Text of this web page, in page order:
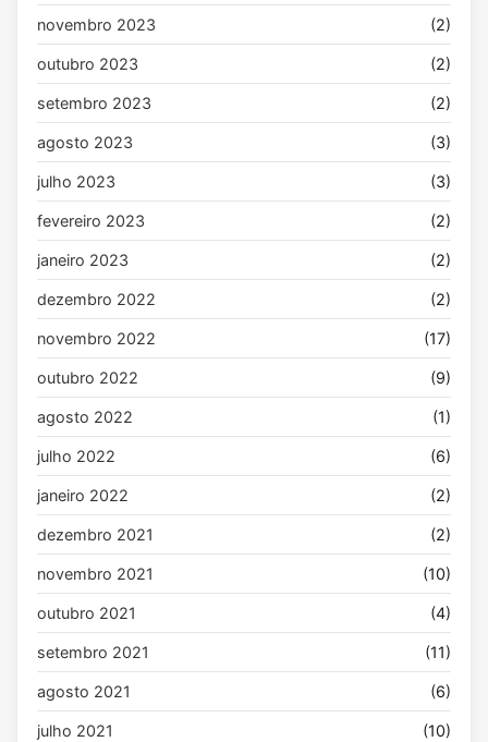
novembro 2023 (2)
outubro 2023 (2)
setembro 2023 (2)
agosto 2023 (3)
julho 2023 (3)
fevereiro 2023 (2)
janeiro 2023 (2)
dezembro 2022 (2)
novembro 2022 (17)
outubro 2022 (9)
agosto 2022 (1)
julho 2022 (6)
janeiro 2022 (2)
dezembro 2021 (2)
novembro 2021 (10)
outubro 2021 (4)
setembro 2021 (11)
agosto 2021 (6)
julho 2021 (10)